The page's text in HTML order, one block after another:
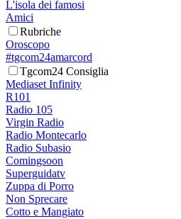
L'isola dei famosi
Amici
Rubriche
Oroscopo
#tgcom24amarcord
Tgcom24 Consiglia
Mediaset Infinity
R101
Radio 105
Virgin Radio
Radio Montecarlo
Radio Subasio
Comingsoon
Superguidatv
Zuppa di Porro
Non Sprecare
Cotto e Mangiato